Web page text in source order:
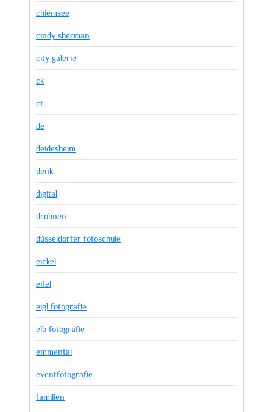
chiemsee
cindy sherman
city galerie
ck
ct
de
deidesheim
denk
digital
drohnen
düsseldorfer fotoschule
eickel
eifel
eigl fotografie
elb fotografie
emmental
eventfotografie
familien